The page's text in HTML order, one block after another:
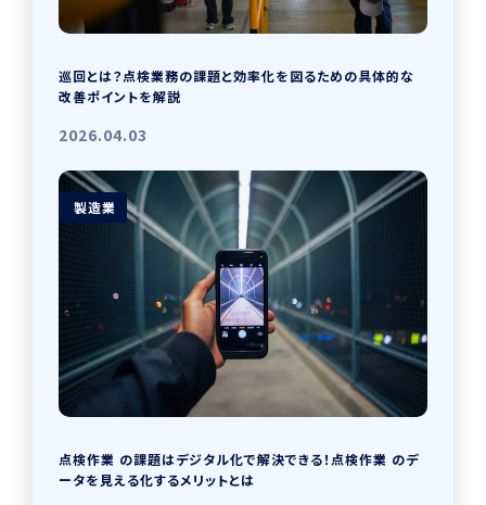
巡回とは？点検業務の課題と効率化を図るための具体的な
改善ポイントを解説
2026.04.03
点検作業 の課題はデジタル化で解決できる！点検作業 のデ
ータを見える化するメリットとは
製造業